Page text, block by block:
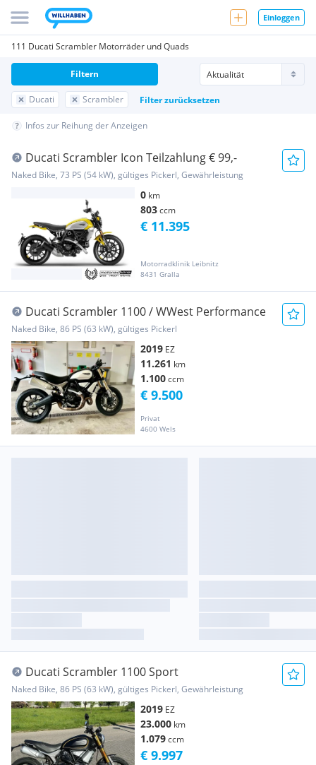
Einloggen
111 Ducati Scrambler Motorräder und Quads
Ducati Scrambler Filter zurücksetzen
Filtern
Infos zur Reihung der Anzeigen
Ducati Scrambler Icon Teilzahlung € 99,-
Naked Bike, 73 PS (54 kW), gültiges Pickerl, Gewährleistung
0 km
803ccm
Motorradklinik Leibnitz
8431 Gralla
€ 11.395
Ducati Scrambler 1100 / WWest Performance
Naked Bike, 86 PS (63 kW), gültiges Pickerl
2019 EZ
11.261 km
1.100ccm
Privat
4600 Wels
€ 9.500
Ducati Scrambler 1100 Sport
Naked Bike, 86 PS (63 kW), gültiges Pickerl, Gewährleistung
2019 EZ
23.000 km
1.079ccm
€ 9.997